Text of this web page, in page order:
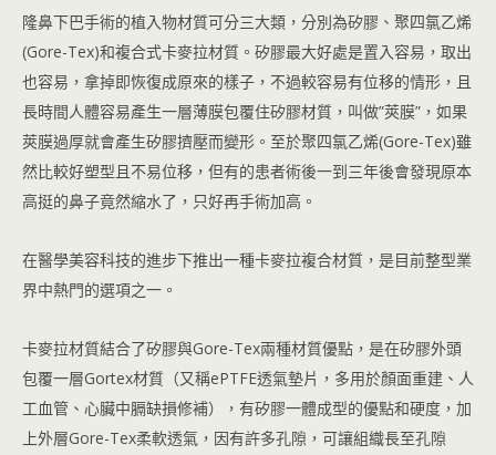
隆鼻下巴手術的植入物材質可分三大類，分別為矽膠、聚四氯乙烯
(Gore-Tex)和複合式卡麥拉材質。矽膠最大好處是置入容易，取出
也容易，拿掉即恢復成原來的樣子，不過較容易有位移的情形，且
長時間人體容易產生一層薄膜包覆住矽膠材質，叫做”莢膜”，如果
莢膜過厚就會產生矽膠擠壓而變形。至於聚四氯乙烯(Gore-Tex)雖
然比較好塑型且不易位移，但有的患者術後一到三年後會發現原本
高挺的鼻子竟然縮水了，只好再手術加高。
在醫學美容科技的進步下推出一種卡麥拉複合材質，是目前整型業
界中熱門的選項之一。
卡麥拉材質結合了矽膠與Gore-Tex兩種材質優點，是在矽膠外頭
包覆一層Gortex材質（又稱ePTFE透氣墊片，多用於顏面重建、人
工血管、心臟中膈缺損修補），有矽膠一體成型的優點和硬度，加
上外層Gore-Tex柔軟透氣，因有許多孔隙，可讓組織長至孔隙